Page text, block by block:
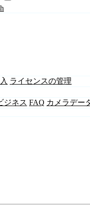
ライセンスの管理
ジネス FAQ カメラデー